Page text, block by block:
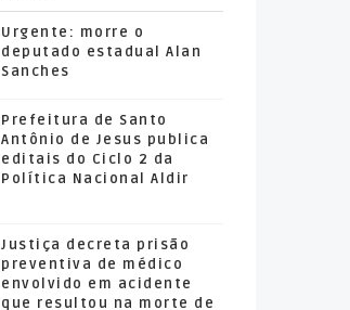
Urgente: morre o
deputado estadual Alan
Sanches
Prefeitura de Santo
Antônio de Jesus publica
editais do Ciclo 2 da
Política Nacional Aldir
Justiça decreta prisão
preventiva de médico
envolvido em acidente
que resultou na morte de